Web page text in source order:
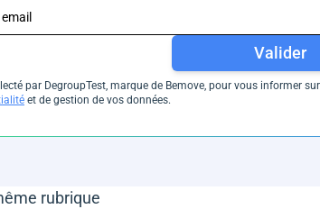
Valider
par DegroupTest, marque de Bemove, pour vous informer
et de gestion de vos données.
rubrique